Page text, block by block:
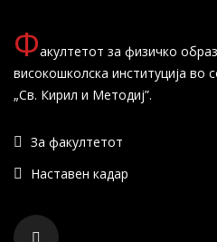
Факултетот за физичко
високошколска институција во
„Св. Кирил и Методиј”.
За факултетот
Наставен кадар